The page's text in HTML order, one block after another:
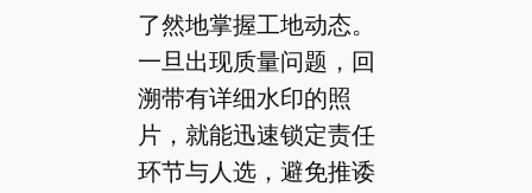
了然地掌握工地动态。
一旦出现质量问题，回
溯带有详细水印的照
片，就能迅速锁定责任
环节与人选，避免推诿